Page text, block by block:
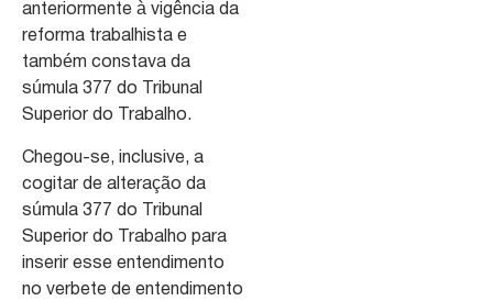
anteriormente à vigência da
reforma trabalhista e
também constava da
súmula 377 do Tribunal
Superior do Trabalho.
Chegou-se, inclusive, a
cogitar de alteração da
súmula 377 do Tribunal
Superior do Trabalho para
inserir esse entendimento
no verbete de entendimento